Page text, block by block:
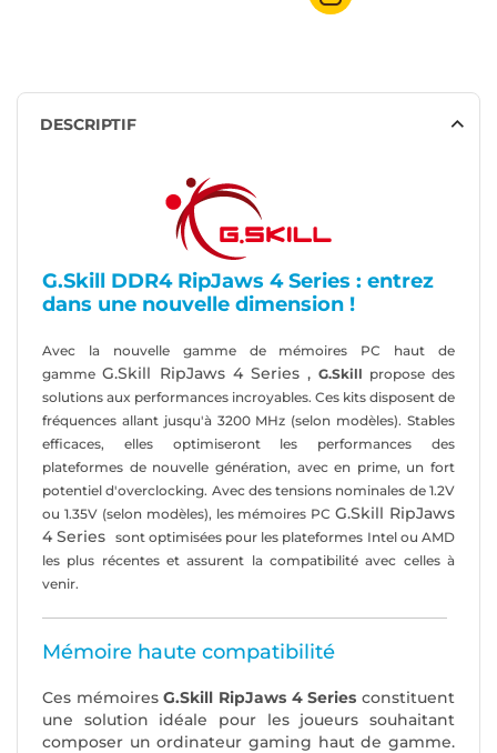
DESCRIPTIF
G.Skill DDR4 RipJaws 4 Series : entrez
dans une nouvelle dimension !
Avec la nouvelle gamme de mémoires PC haut de
gamme G.Skill RipJaws 4 Series, G.Skill propose des
solutions aux performances incroyables. Ces kits disposent de
fréquences allant jusqu'à 3200 MHz (selon modèles). Stables
efficaces, elles optimiseront les performances des
plateformes de nouvelle génération, avec en prime, un fort
potentiel d'overclocking. Avec des tensions nominales de 1.2V
ou 1.35V (selon modèles), les mémoires PC G.Skill RipJaws
4 Series sont optimisées pour les plateformes Intel ou AMD
les plus récentes et assurent la compatibilité avec celles à
venir.
Mémoire haute compatibilité
Ces mémoiresG.Skill RipJaws 4 Series constituent
une solution idéale pour les joueurs souhaitant
composer un ordinateur gaming haut de gamme.